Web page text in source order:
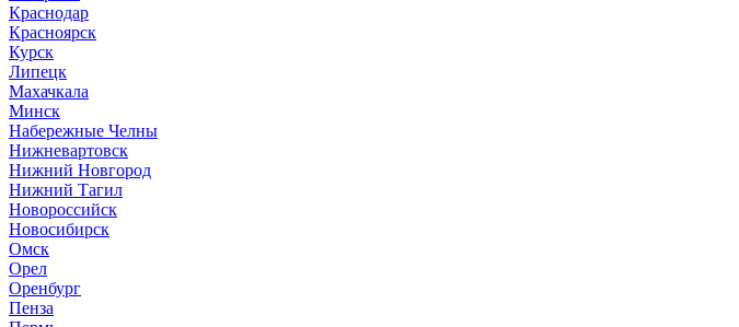
Краснодар
Красноярск
Курск
Липецк
Махачкала
Минск
Набережные Челны
Нижневартовск
Нижний Новгород
Нижний Тагил
Новороссийск
Новосибирск
Омск
Орел
Оренбург
Пенза